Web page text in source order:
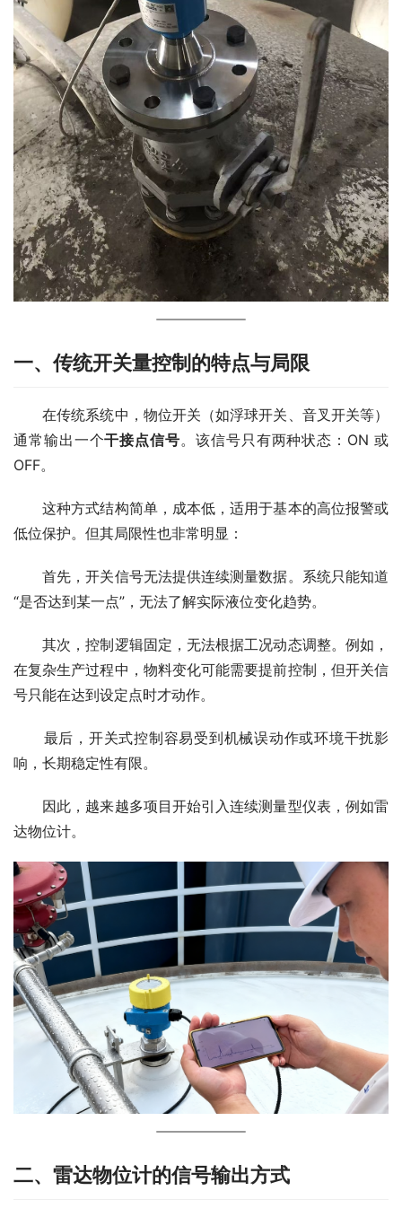
一、传统开关量控制的特点与局限
在传统系统中，物位开关（如浮球开关、音叉开关等）
通常输出一个干接点信号。该信号只有两种状态：ON 或
OFF。
这种方式结构简单，成本低，适用于基本的高位报警或
低位保护。但其局限性也非常明显：
首先，开关信号无法提供连续测量数据。系统只能知道
“是否达到某一点”，无法了解实际液位变化趋势。
其次，控制逻辑固定，无法根据工况动态调整。例如，
在复杂生产过程中，物料变化可能需要提前控制，但开关信
号只能在达到设定点时才动作。
最后，开关式控制容易受到机械误动作或环境干扰影
响，长期稳定性有限。
因此，越来越多项目开始引入连续测量型仪表，例如雷
达物位计。
二、雷达物位计的信号输出方式